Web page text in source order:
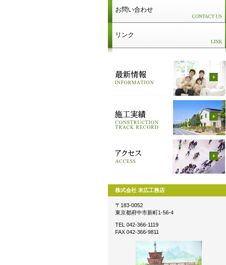
お問い合わせ
CONTACT US
リンク
LINK
株式会社 末広工務店
〒183-0052
東京都府中市新町1-56-4
TEL 042-366-1119
FAX 042-366-9811